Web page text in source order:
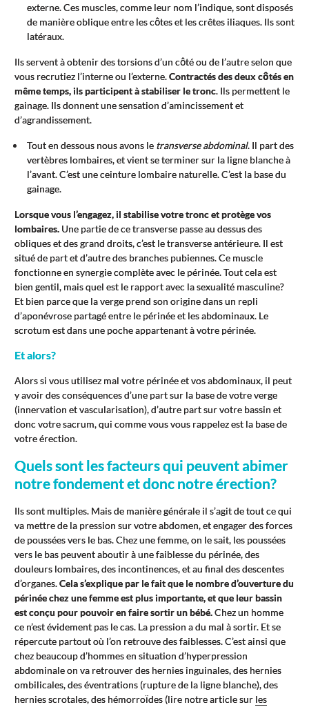
externe. Ces muscles, comme leur nom l’indique, sont disposés
de manière oblique entre les côtes et les crêtes iliaques. Ils sont
latéraux.
Ils servent à obtenir des torsions d’un côté ou de l’autre selon que
vous recrutiez l’interne ou l’externe.Contractés des deux côtés en
même temps, ils participent à stabiliser le tronc. Ils permettent le
gainage. Ils donnent une sensation d’amincissement et
d’agrandissement.
Tout en dessous nous avons le transverse abdominal. Il part des
vertèbres lombaires, et vient se terminer sur la ligne blanche à
l’avant. C’est une ceinture lombaire naturelle. C’est la base du
gainage.
Lorsque vous l’engagez, il stabilise votre tronc et protège vos
lombaires. Une partie de ce transverse passe au dessus des
obliques et des grand droits, c’est le transverse antérieure. Il est
situé de part et d’autre des branches pubiennes. Ce muscle
fonctionne en synergie complète avec le périnée. Tout cela est
bien gentil, mais quel est le rapport avec la sexualité masculine?
Et bien parce que la verge prend son origine dans un repli
d’aponévrose partagé entre le périnée et les abdominaux. Le
scrotum est dans une poche appartenant à votre périnée.
Et alors?
Alors si vous utilisez mal votre périnée et vos abdominaux, il peut
y avoir des conséquences d’une part sur la base de votre verge
(innervation et vascularisation), d’autre part sur votre bassin et
donc votre sacrum, qui comme vous vous rappelez est la base de
votre érection.
Quels sont les facteurs qui peuvent abimer
notre fondement et donc notre érection?
Ils sont multiples. Mais de manière générale il s’agit de tout ce qui
va mettre de la pression sur votre abdomen, et engager des forces
de poussées vers le bas. Chez une femme, on le sait, les poussées
vers le bas peuvent aboutir à une faiblesse du périnée, des
douleurs lombaires, des incontinences, et au final des descentes
d’organes.Cela s’explique par le fait que le nombre d’ouverture du
périnée chez une femme est plus importante, et que leur bassin
est conçu pour pouvoir en faire sortir un bébé.Chez un homme
ce n’est évidement pas le cas. La pression a du mal à sortir. Et se
répercute partout où l’on retrouve des faiblesses. C’est ainsi que
chez beaucoup d’hommes en situation d’hyperpression
abdominale on va retrouver des hernies inguinales, des hernies
ombilicales, des éventrations (rupture de la ligne blanche), des
hernies scrotales, des hémorroïdes (lire notre article sur les